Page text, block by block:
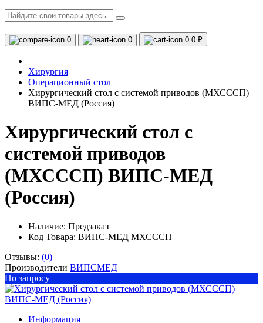
0 0 0 0 ₽
Хирургия
Операционный стол
Хирургический стол с системой приводов (МХСССП)
ВИПС-МЕД (Россия)
Хирургический стол с
системой приводов
(МХСССП) ВИПС-МЕД
(Россия)
Наличие: Предзаказ
Код Товара: ВИПС-МЕД МХСССП
Отзывы: (0)
Производители ВИПСМЕД
По запросу
Информация